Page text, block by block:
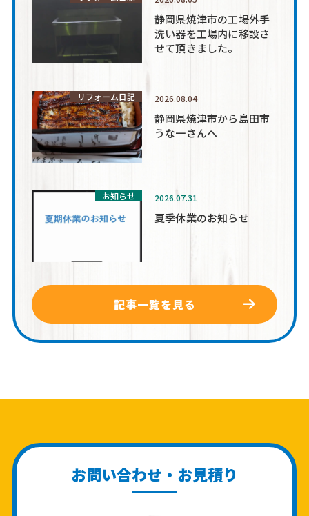
静岡県焼津市の工場外手
洗い器を工場内に移設さ
せて頂きました。
リフォーム日記 2026.08.04
静岡県焼津市から島田市
うな一さんへ
お知らせ 2026.07.31
夏季休業のお知らせ
記事一覧を見る
お問い合わせ・お見積り